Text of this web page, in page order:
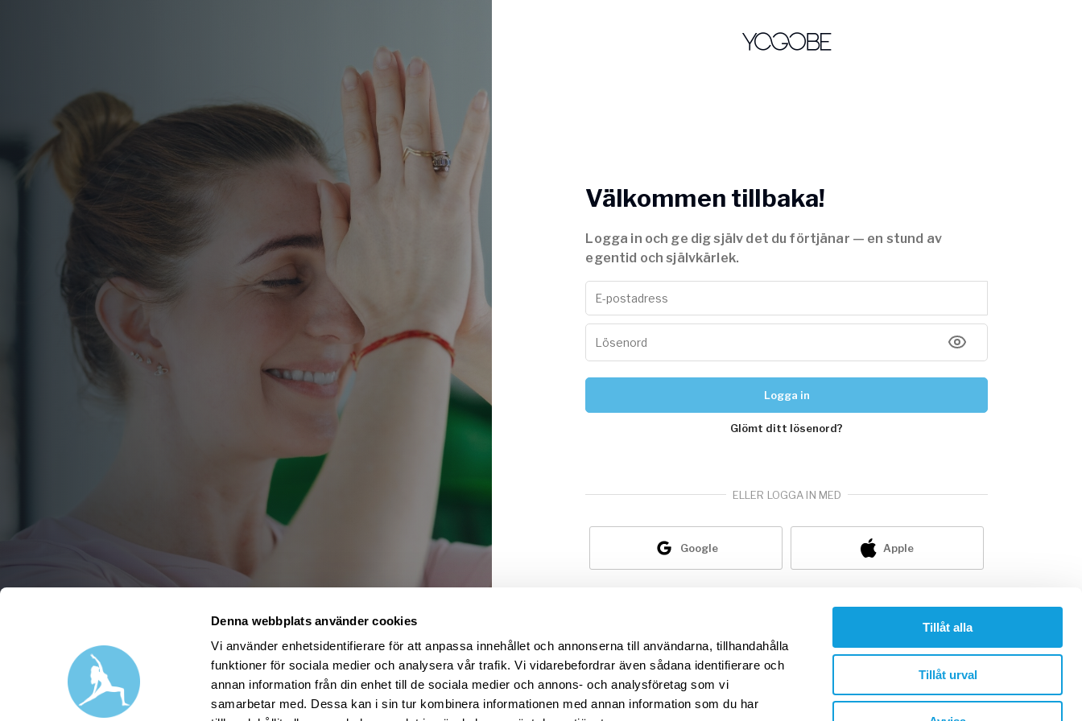
Denna webbplats använder cookies
Vi använder enhetsidentifierare för att anpassa innehållet och annonserna till användarna, tillhandahålla
funktioner för sociala medier och analysera vår trafik. Vi vidarebefordrar även sådana identifierare och
annan information från din enhet till de sociala medier och annons- och analysföretag som vi
samarbetar med. Dessa kan i sin tur kombinera informationen med annan information som du har
Tillåt alla
Tillåt urval
Välkommen tillbaka!
Logga in och ge dig själv det du förtjänar — en stund av
egentid och självkärlek.
Logga in
Glömt ditt lösenord?
ELLER LOGGA IN MED
Google Apple
skapa konto